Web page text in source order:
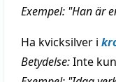
Exempel: "Han är
Ha kvicksilver i
Betydelse:Inte